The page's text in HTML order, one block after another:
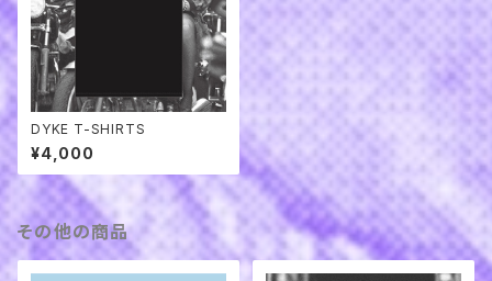
DYKE T-SHIRTS
¥4,000
その他の商品